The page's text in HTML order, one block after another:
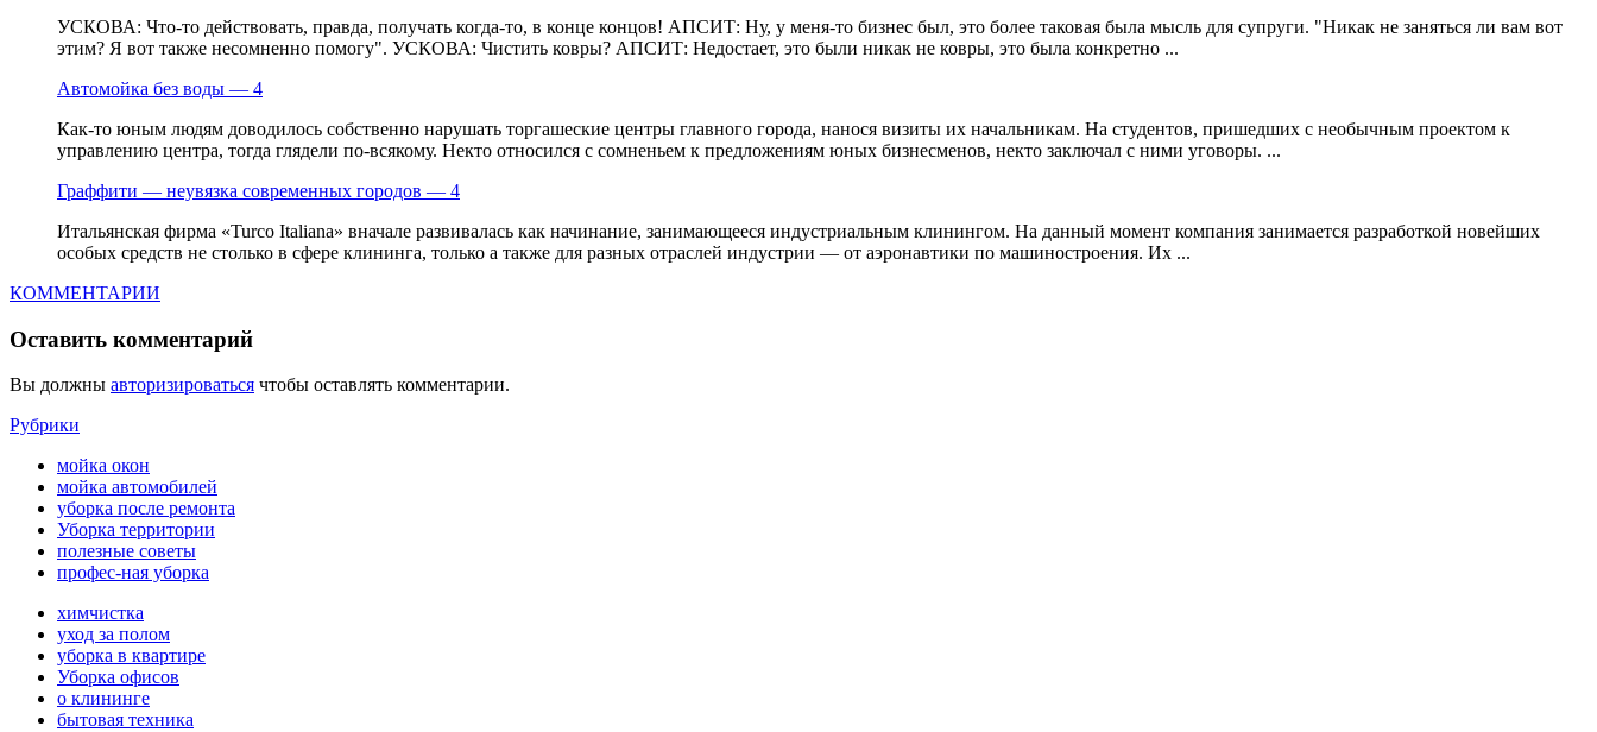
УСКОВА: Что-то действовать, правда, получать когда-то, в конце концов! АПСИТ: Ну, у меня-то бизнес был, это более таковая была мысль для супруги. "Никак не заняться ли вам вот
этим? Я вот также несомненно помогу". УСКОВА: Чистить ковры? АПСИТ: Недостает, это были никак не ковры, это была конкретно ...
Автомойка без воды — 4
Как-то юным людям доводилось собственно нарушать торгашеские центры главного города, нанося визиты их начальникам. На студентов, пришедших с необычным проектом к
управлению центра, тогда глядели по-всякому. Некто относился с сомненьем к предложениям юных бизнесменов, некто заключал с ними уговоры. ...
Граффити — неувязка современных городов — 4
Итальянская фирма «Turco Italiana» вначале развивалась как начинание, занимающееся индустриальным клинингом. На данный момент компания занимается разработкой новейших
особых средств не столько в сфере клининга, только а также для разных отраслей индустрии — от аэронавтики по машиностроения. Их ...
КОММЕНТАРИИ
Оставить комментарий
Вы должны авторизироваться чтобы оставлять комментарии.
Рубрики
мойка окон
мойка автомобилей
уборка после ремонта
Уборка территории
полезные советы
профес-ная уборка
химчистка
уход за полом
уборка в квартире
Уборка офисов
о клининге
бытовая техника